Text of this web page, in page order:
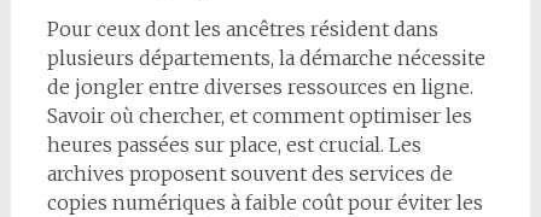
Pour ceux dont les ancêtres résident dans
plusieurs départements, la démarche nécessite
de jongler entre diverses ressources en ligne.
Savoir où chercher, et comment optimiser les
heures passées sur place, est crucial. Les
archives proposent souvent des services de
copies numériques à faible coût pour éviter les